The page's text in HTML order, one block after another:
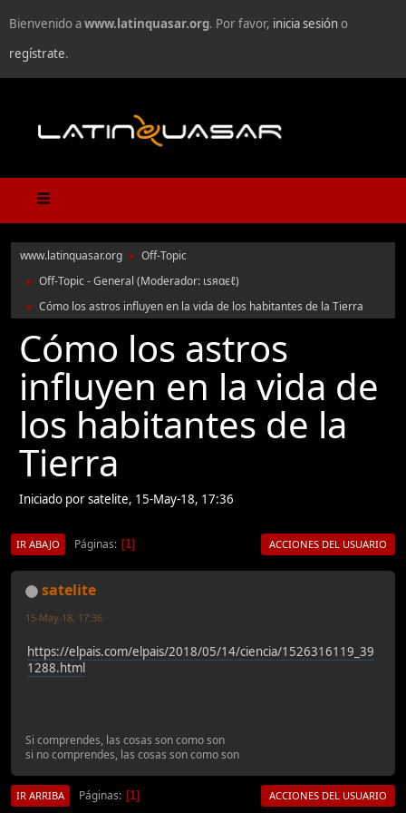
Bienvenido awww.latinquasar.org. Por favor, inicia sesióno
regístrate.
www.latinquasar.org ► Off-Topic
► Off-Topic - General (Moderador: ιѕяαєℓ)
► Cómo los astros influyen en la vida de los habitantes de la Tierra
Cómo los astros
influyen en la vida de
los habitantes de la
Tierra
Iniciado por satelite, 15-May-18, 17:36
IR ABAJO Páginas 1 ACCIONES DEL USUARIO
satelite
15-May-18, 17:36
https://elpais.com/elpais/2018/05/14/ciencia/1526316119_39
1288.html
Si comprendes, las cosas son como son
si no comprendes, las cosas son como son
IR ARRIBA Páginas 1 ACCIONES DEL USUARIO